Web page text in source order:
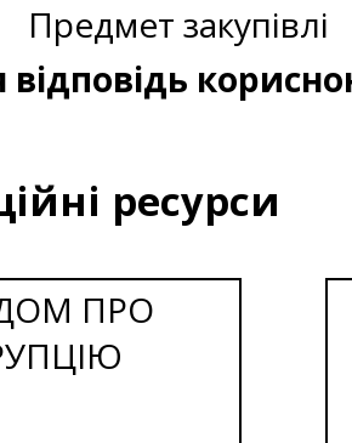
Предмет закупівлі
ресурси
ПРО